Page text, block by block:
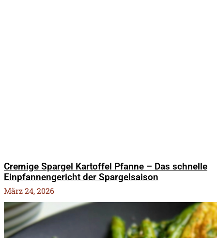
Cremige Spargel Kartoffel Pfanne – Das schnelle
Einpfannengericht der Spargelsaison
März 24, 2026